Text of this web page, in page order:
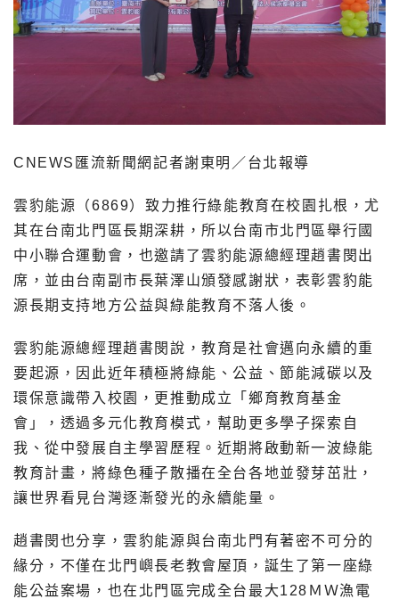
CNEWS匯流新聞網記者謝東明／台北報導
雲豹能源（6869）致力推行綠能教育在校園扎根，尤
其在台南北門區長期深耕，所以台南市北門區舉行國
中小聯合運動會，也邀請了雲豹能源總經理趙書閔出
席，並由台南副市長葉澤山頒發感謝狀，表彰雲豹能
源長期支持地方公益與綠能教育不落人後。
雲豹能源總經理趙書閔說，教育是社會邁向永續的重
要起源，因此近年積極將綠能、公益、節能減碳以及
環保意識帶入校園，更推動成立「鄉育教育基金
會」，透過多元化教育模式，幫助更多學子探索自
我、從中發展自主學習歷程。近期將啟動新一波綠能
教育計畫，將綠色種子散播在全台各地並發芽茁壯，
讓世界看見台灣逐漸發光的永續能量。
趙書閔也分享，雲豹能源與台南北門有著密不可分的
緣分，不僅在北門嶼長老教會屋頂，誕生了第一座綠
能公益案場，也在北門區完成全台最大128ＭＷ漁電